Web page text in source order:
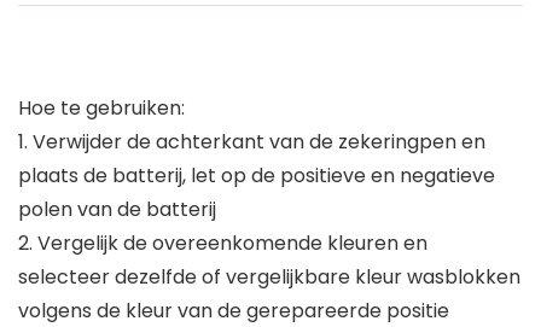
Hoe te gebruiken:
1. Verwijder de achterkant van de zekeringpen en
plaats de batterij, let op de positieve en negatieve
polen van de batterij
2. Vergelijk de overeenkomende kleuren en
selecteer dezelfde of vergelijkbare kleur wasblokken
volgens de kleur van de gerepareerde positie